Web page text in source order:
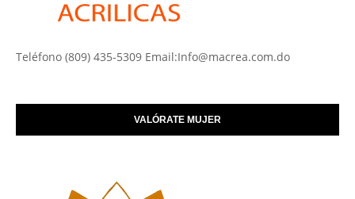
Teléfono (809) 435-5309 Email:Info@macrea.com.do
VALÓRATE MUJER